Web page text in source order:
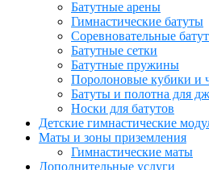
Батутные арены
Гимнастические батуты
Соревновательные
Батутные сетки
Батутные пружины
Поролоновые кубики и
Батуты и полотна для
Носки для батутов
Детские гимнастические
Маты и зоны приземления
Гимнастические маты
Дополнительные услуги